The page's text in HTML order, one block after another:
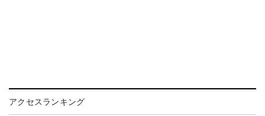
アクセスランキング